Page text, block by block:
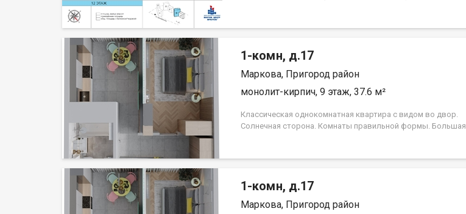
на северо-восток. Группа строительных компаний «Восток
1-комн, д.17
Маркова, Пригород район
монолит-кирпич, 9 этаж, 37.6 м²
Классическая однокомнатная квартира с видом во двор.
Солнечная сторона. Комнаты правильной формы. Большая
1-комн, д.17
Маркова, Пригород район